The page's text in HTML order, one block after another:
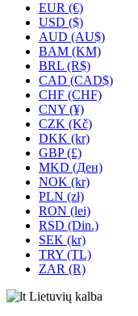
EUR (€)
USD ($)
AUD (AU$)
BAM (KM)
BRL (R$)
CAD (CAD$)
CHF (CHF)
CNY (¥)
CZK (Kč)
DKK (kr)
GBP (£)
MKD (Ден)
NOK (kr)
PLN (zł)
RON (lei)
RSD (Din.)
SEK (kr)
TRY (TL)
ZAR (R)
Lietuvių kalba